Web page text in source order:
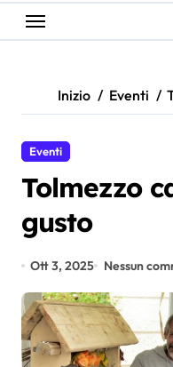
Inizio Eventi
Eventi
Tolmezzo
gusto
Ott 3, 2025 Nessun